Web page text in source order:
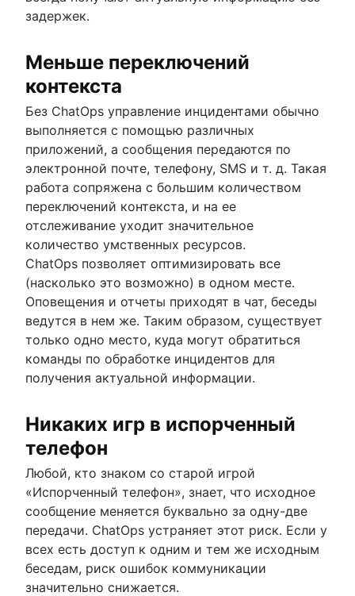
задержек.
Меньше переключений
контекста
Без ChatOps управление инцидентами обычно
выполняется с помощью различных
приложений, а сообщения передаются по
электронной почте, телефону, SMS и т. д. Такая
работа сопряжена с большим количеством
переключений контекста, и на ее
отслеживание уходит значительное
количество умственных ресурсов.
ChatOps позволяет оптимизировать все
(насколько это возможно) в одном месте.
Оповещения и отчеты приходят в чат, беседы
ведутся в нем же. Таким образом, существует
только одно место, куда могут обратиться
команды по обработке инцидентов для
получения актуальной информации.
Никаких игр в испорченный
телефон
Любой, кто знаком со старой игрой
«Испорченный телефон», знает, что исходное
сообщение меняется буквально за одну-две
передачи. ChatOps устраняет этот риск. Если у
всех есть доступ к одним и тем же исходным
беседам, риск ошибок коммуникации
значительно снижается.